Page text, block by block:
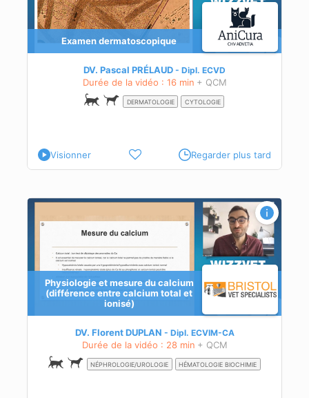
Examen dermatoscopique
DV. Pascal PRÉLAUD Dipl. ECVD
Durée de la vidéo : 16 min + QCM
DERMATOLOGIE CYTOLOGIE
Visionner Regarder plus tard
Physiologie et mesure du calcium
(différence entre calcium total et
ionisé)
DV. Florent DUPLAN Dipl. ECVIM-CA
Durée de la vidéo : 28 min + QCM
NÉPHROLOGIE/UROLOGIE HÉMATOLOGIE BIOCHIMIE